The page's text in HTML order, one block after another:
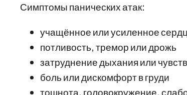
Симптомы панических атак:
учащённое или усиленное
потливость, тремор или дрожь
затруднение дыхания или
боль или дискомфорт в груди
тошнота, головокружение,